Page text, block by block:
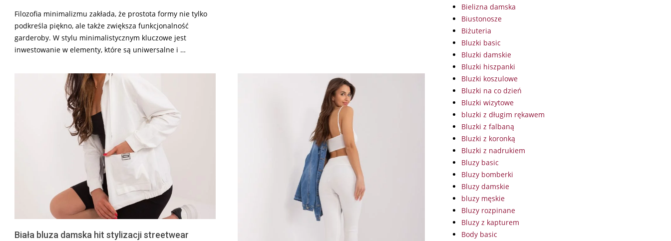
Filozofia minimalizmu zakłada, że prostota formy nie tylko
podkreśla piękno, ale także zwiększa funkcjonalność
garderoby. W stylu minimalistycznym kluczowe jest
inwestowanie w elementy, które są uniwersalne i …
Biała bluza damska hit stylizacji streetwear
Bielizna damska
Biustonosze
Biżuteria
Bluzki basic
Bluzki damskie
Bluzki hiszpanki
Bluzki koszulowe
Bluzki na co dzień
Bluzki wizytowe
bluzki z długim rękawem
Bluzki z falbaną
Bluzki z koronką
Bluzki z nadrukiem
Bluzy basic
Bluzy bomberki
Bluzy damskie
bluzy męskie
Bluzy rozpinane
Bluzy z kapturem
Body basic